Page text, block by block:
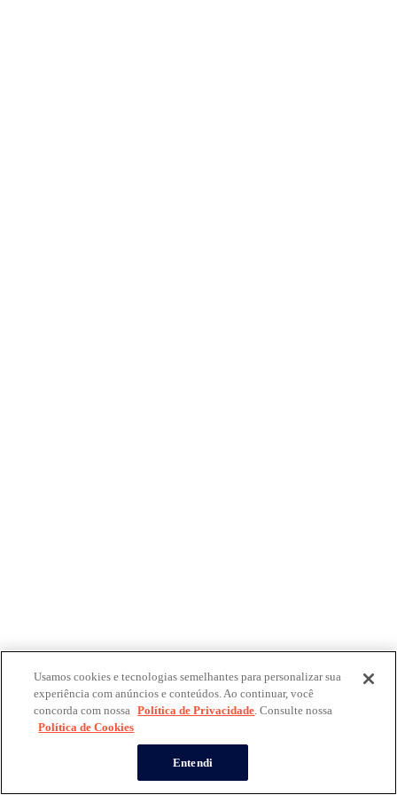
Usamos cookies e tecnologias semelhantes para personalizar sua
experiência com anúncios e conteúdos. Ao continuar, você
concorda com nossa Política de Privacidade. Consulte nossa
Política de Cookies
Entendi